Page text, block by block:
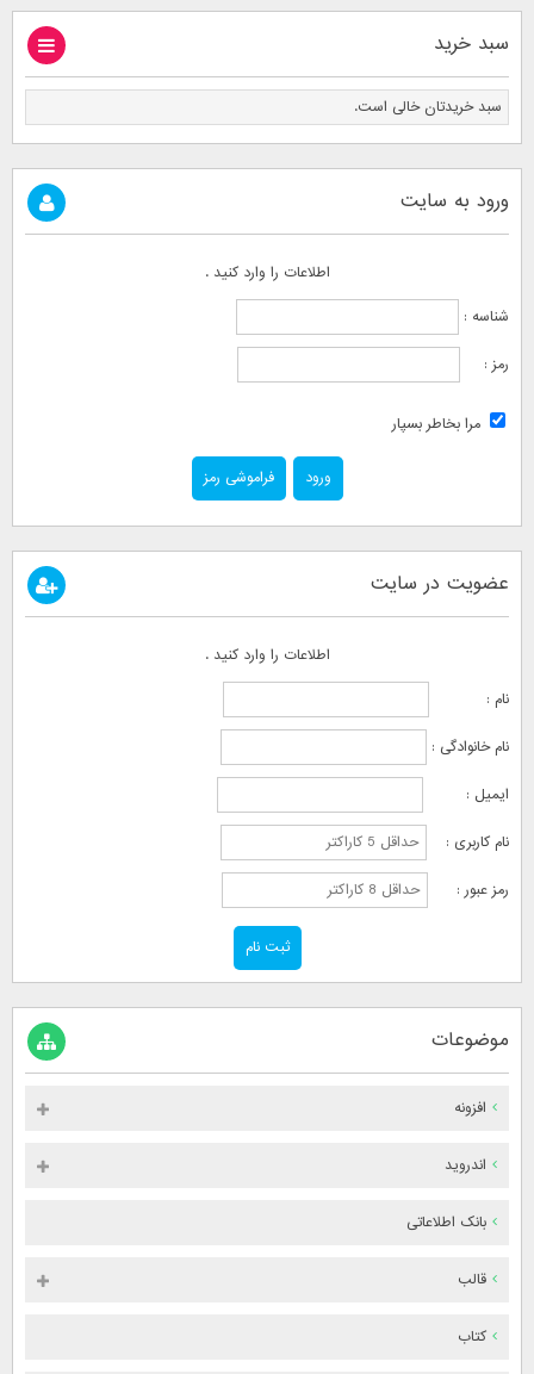
سبد خرید
سبد خریدتان خالی است.
ورود به سایت
اطلاعات را وارد کنید .
شناسه :
رمز :
مرا بخاطر بسپار
فراموشی رمز
عضویت در سایت
اطلاعات را وارد کنید .
نام :
نام خانوادگی :
ایمیل :
نام کاربری :
رمز عبور :
موضوعات
افزونه
اندروید
بانک اطلاعاتی
قالب
کتاب